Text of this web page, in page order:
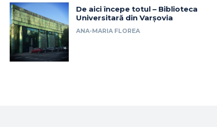
De aici începe totul – Biblioteca
Universitară din Varșovia
ANA-MARIA FLOREA